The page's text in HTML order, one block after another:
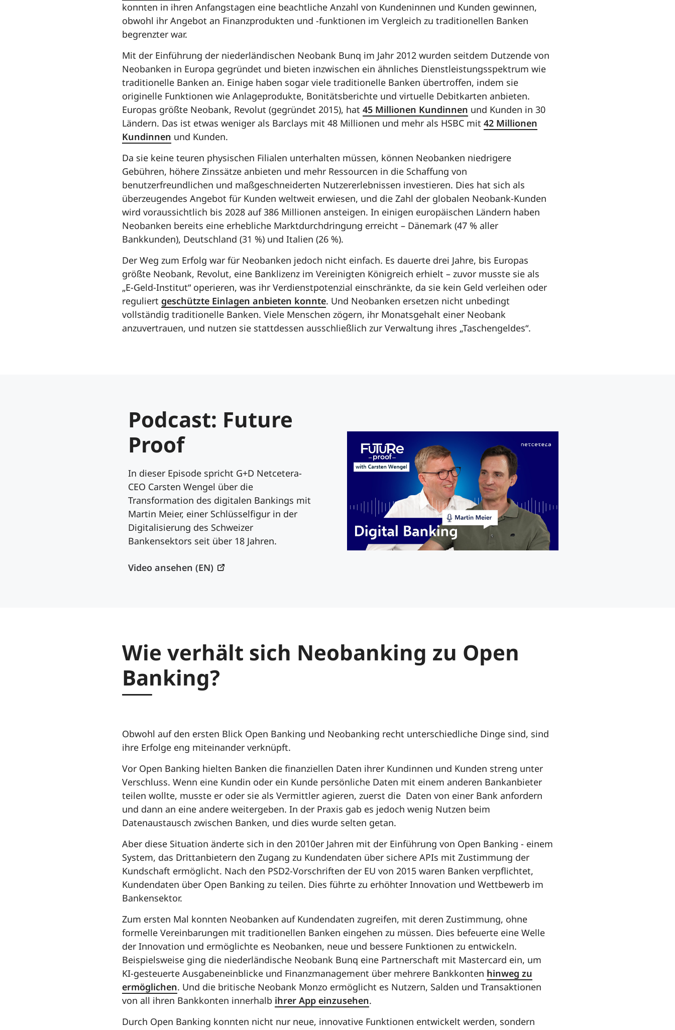
konnten in ihren Anfangstagen eine beachtliche Anzahl von Kundeninnen und Kunden gewinnen,
obwohl ihr Angebot an Finanzprodukten und -funktionen im Vergleich zu traditionellen Banken
begrenzter war.
Mit der Einführung der niederländischen Neobank Bunq im Jahr 2012 wurden seitdem Dutzende von
Neobanken in Europa gegründet und bieten inzwischen ein ähnliches Dienstleistungsspektrum wie
traditionelle Banken an. Einige haben sogar viele traditionelle Banken übertroffen, indem sie
originelle Funktionen wie Anlageprodukte, Bonitätsberichte und virtuelle Debitkarten anbieten.
Europas größte Neobank, Revolut (gegründet 2015), hat 45 Millionen Kundinnen und Kunden in 30
Ländern. Das ist etwas weniger als Barclays mit 48 Millionen und mehr als HSBC mit 42 Millionen
Kundinnen und Kunden.
Da sie keine teuren physischen Filialen unterhalten müssen, können Neobanken niedrigere
Gebühren, höhere Zinssätze anbieten und mehr Ressourcen in die Schaffung von
benutzerfreundlichen und maßgeschneiderten Nutzererlebnissen investieren. Dies hat sich als
überzeugendes Angebot für Kunden weltweit erwiesen, und die Zahl der globalen Neobank-Kunden
wird voraussichtlich bis 2028 auf 386 Millionen ansteigen. In einigen europäischen Ländern haben
Neobanken bereits eine erhebliche Marktdurchdringung erreicht – Dänemark (47 % aller
Bankkunden), Deutschland (31 %) und Italien (26 %).
Der Weg zum Erfolg war für Neobanken jedoch nicht einfach. Es dauerte drei Jahre, bis Europas
größte Neobank, Revolut, eine Banklizenz im Vereinigten Königreich erhielt – zuvor musste sie als
„E-Geld-Institut“ operieren, was ihr Verdienstpotenzial einschränkte, da sie kein Geld verleihen oder
reguliert geschützte Einlagen anbieten konnte. Und Neobanken ersetzen nicht unbedingt
vollständig traditionelle Banken. Viele Menschen zögern, ihr Monatsgehalt einer Neobank
anzuvertrauen, und nutzen sie stattdessen ausschließlich zur Verwaltung ihres „Taschengeldes“.
Podcast: Future
Proof
In dieser Episode spricht G+D Netcetera-
CEO Carsten Wengel über die
Transformation des digitalen Bankings mit
Martin Meier, einer Schlüsselfigur in der
Digitalisierung des Schweizer
Bankensektors seit über 18 Jahren.
Video ansehen (EN)
Wie verhält sich Neobanking zu Open
Banking?
Obwohl auf den ersten Blick Open Banking und Neobanking recht unterschiedliche Dinge sind, sind
ihre Erfolge eng miteinander verknüpft.
Vor Open Banking hielten Banken die finanziellen Daten ihrer Kundinnen und Kunden streng unter
Verschluss. Wenn eine Kundin oder ein Kunde persönliche Daten mit einem anderen Bankanbieter
teilen wollte, musste er oder sie als Vermittler agieren, zuerst die Daten von einer Bank anfordern
und dann an eine andere weitergeben. In der Praxis gab es jedoch wenig Nutzen beim
Datenaustausch zwischen Banken, und dies wurde selten getan.
Aber diese Situation änderte sich in den 2010er Jahren mit der Einführung von Open Banking - einem
System, das Drittanbietern den Zugang zu Kundendaten über sichere APIs mit Zustimmung der
Kundschaft ermöglicht. Nach den PSD2-Vorschriften der EU von 2015 waren Banken verpflichtet,
Kundendaten über Open Banking zu teilen. Dies führte zu erhöhter Innovation und Wettbewerb im
Bankensektor.
Zum ersten Mal konnten Neobanken auf Kundendaten zugreifen, mit deren Zustimmung, ohne
formelle Vereinbarungen mit traditionellen Banken eingehen zu müssen. Dies befeuerte eine Welle
der Innovation und ermöglichte es Neobanken, neue und bessere Funktionen zu entwickeln.
Beispielsweise ging die niederländische Neobank Bunq eine Partnerschaft mit Mastercard ein, um
KI-gesteuerte Ausgabeneinblicke und Finanzmanagement über mehrere Bankkonten hinweg zu
ermöglichen. Und die britische Neobank Monzo ermöglicht es Nutzern, Salden und Transaktionen
von all ihren Bankkonten innerhalb ihrer App einzusehen.
Durch Open Banking konnten nicht nur neue, innovative Funktionen entwickelt werden, sondern